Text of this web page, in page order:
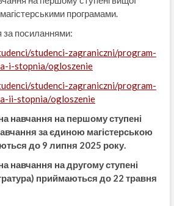
програмами.
за посиланнями:
studenci-zagraniczni/program-
i-stopnia/ogloszenie
studenci-zagraniczni/program-
ii-stopnia/ogloszenie
навчання на першому ступені
за єдиною магістерською
до 9 липня 2025 року.
навчання на другому ступені
приймаються до 22 травня